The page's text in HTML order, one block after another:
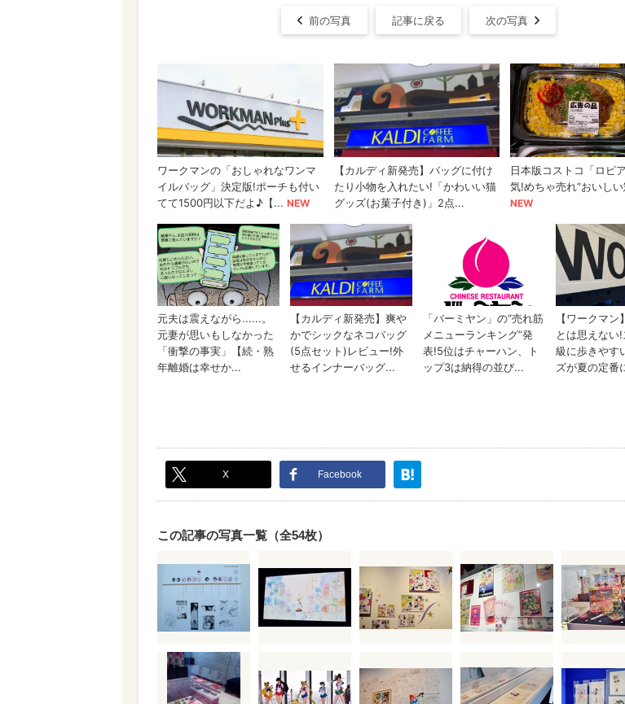
前の写真 記事に戻る 次の写真
X Facebook
この記事の写真一覧（全54枚）